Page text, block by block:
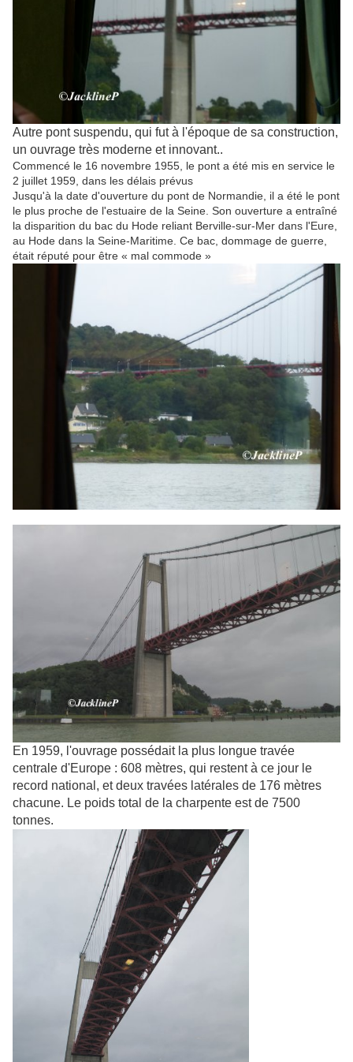
Autre pont suspendu, qui fut à l'époque de sa construction,
un ouvrage très moderne et innovant..
Commencé le 16 novembre 1955, le pont a été mis en service le
2 juillet 1959, dans les délais prévus
Jusqu'à la date d'ouverture du pont de Normandie, il a été le pont
le plus proche de l'estuaire de la Seine. Son ouverture a entraîné
la disparition du bac du Hode reliant Berville-sur-Mer dans l'Eure,
au Hode dans la Seine-Maritime. Ce bac, dommage de guerre,
était réputé pour être « mal commode »
En 1959, l'ouvrage possédait la plus longue travée
centrale d'Europe : 608 mètres, qui restent à ce jour le
record national, et deux travées latérales de 176 mètres
chacune. Le poids total de la charpente est de 7500
tonnes.